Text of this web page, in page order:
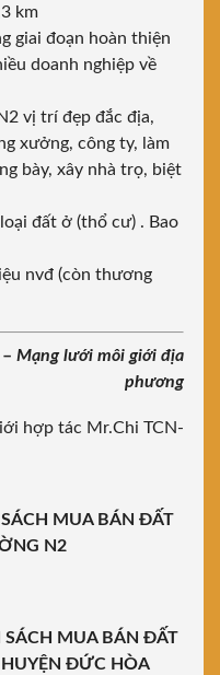
km
giai đoạn hoàn thiện
doanh nghiệp về
vị trí đẹp đắc địa,
xưởng, công ty, làm
bày, xây nhà trọ, biệt
đất ở (thổ cư) . Bao
nvđ (còn thương
Mạng lưới môi giới địa
phương
hợp tác Mr.Chi TCN-
MUA BÁN ĐẤT
N2
MUA BÁN ĐẤT
ĐỨC HÒA